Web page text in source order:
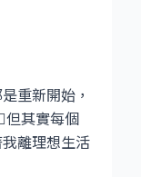
重新開始，
但其實每個
離理想生活